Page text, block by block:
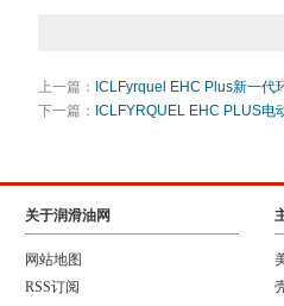
上一篇： ICLFyrquel EHC Plus新一代
下一篇： ICLFYRQUEL EHC PLUS电
关于润滑油网
网站地图
RSS订阅